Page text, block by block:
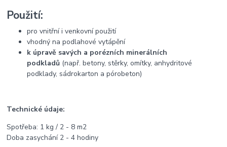
Použití:
pro vnitřní i venkovní použití
vhodný na podlahové vytápění
k úpravě savých a porézních minerálních
podkladů (např. betony, stěrky, omítky, anhydritové
podklady, sádrokarton a pórobeton)
Technické údaje:
Spotřeba: 1 kg / 2 - 8 m2
Doba zasychání 2 - 4 hodiny